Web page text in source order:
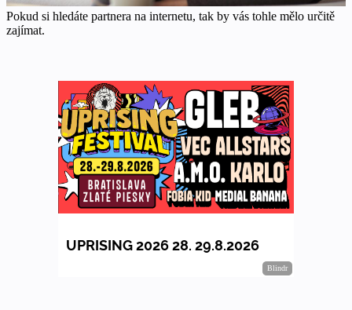
Pokud si hledáte partnera na internetu, tak by vás tohle mělo určitě
zajímat.